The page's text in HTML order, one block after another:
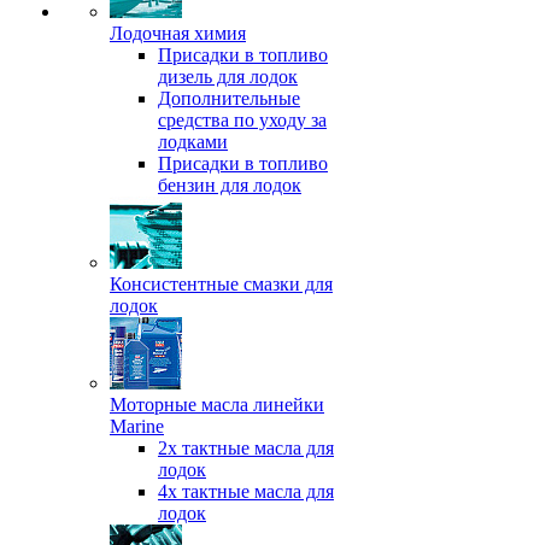
Лодочная химия
Присадки в топливо
дизель для лодок
Дополнительные
средства по уходу за
лодками
Присадки в топливо
бензин для лодок
Консистентные смазки для
лодок
Моторные масла линейки
Marine
2х тактные масла для
лодок
4х тактные масла для
лодок